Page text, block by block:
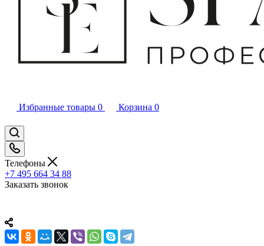
Избранные товары 0 Корзина 0
Телефоны
+7 495 664 34 88
Заказать звонок